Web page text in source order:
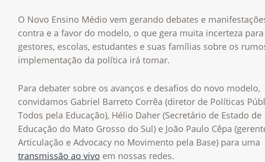
O Novo Ensino Médio vem gerando debates e
contra e a favor do modelo, o que gera muita incerteza para
gestores, escolas, estudantes e suas famílias sobre os
implementação da política irá tomar.
Para debater sobre os avanços e desafios do novo modelo,
convidamos Gabriel Barreto Corrêa (diretor de Políticas
Todos pela Educação), Hélio Daher (Secretário de Estado de
Educação do Mato Grosso do Sul) e João Paulo Cêpa
Articulação e Advocacy no Movimento pela Base) para uma
transmissão ao vivo em nossas redes.